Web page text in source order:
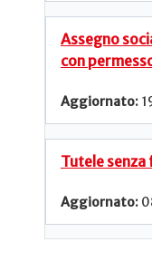
Assegno
con
Tutele